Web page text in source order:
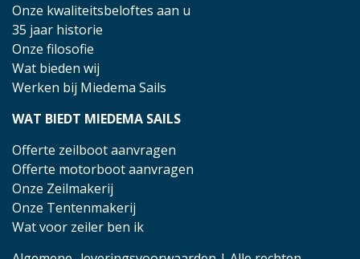
Onze kwaliteitsbeloftes aan u
35 jaar historie
Onze filosofie
Wat bieden wij
Werken bij Miedema Sails
WAT BIEDT MIEDEMA SAILS
Offerte zeilboot aanvragen
Offerte motorboot aanvragen
Onze Zeilmakerij
Onze Tentenmakerij
Wat voor zeiler ben ik